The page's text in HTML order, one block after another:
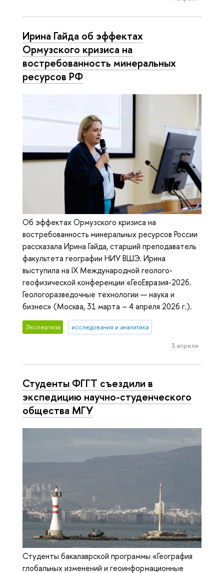
Ирина Гайда об эффектах
Ормузского кризиса на
востребованность минеральных
ресурсов РФ
Об эффектах Ормузского кризиса на
востребованность минеральных ресурсов России
рассказала Ирина Гайда, старший преподаватель
факультета географии НИУ ВШЭ. Ирина
выступила на IX Международной геолого-
геофизической конференции «ГеоЕвразия-2026.
Геологоразведочные технологии — наука и
бизнес» (Москва, 31 марта – 4 апреля 2026 г.).
Экспертиза исследования и аналитика
3 апреля
Студенты ФГГТ съездили в
экспедицию научно-студенческого
общества МГУ
Студенты бакалаврской программы «География
глобальных изменений и геоинформационные